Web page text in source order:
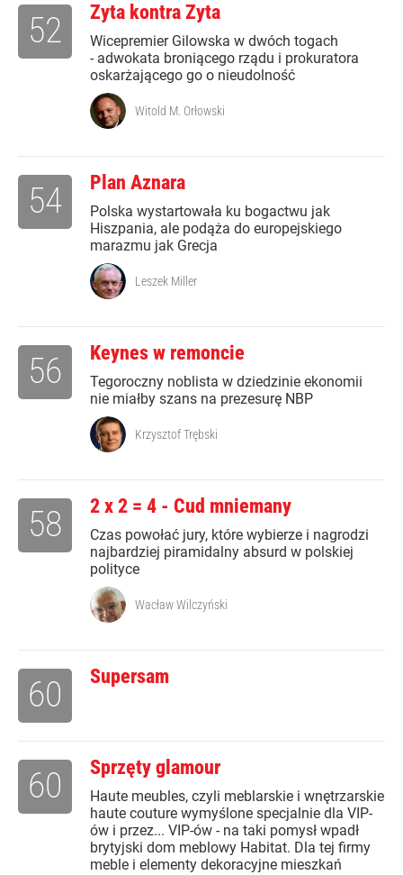
Zyta kontra Zyta
Wicepremier Gilowska w dwóch togach
- adwokata broniącego rządu i prokuratora
oskarżającego go o nieudolność
52
Witold M. Orłowski
Plan Aznara
Polska wystartowała ku bogactwu jak
Hiszpania, ale podąża do europejskiego
marazmu jak Grecja
54
Leszek Miller
Keynes w remoncie
Tegoroczny noblista w dziedzinie ekonomii
nie miałby szans na prezesurę NBP
56
Krzysztof Trębski
2 x 2 = 4 - Cud mniemany
Czas powołać jury, które wybierze i nagrodzi
najbardziej piramidalny absurd w polskiej
polityce
58
Wacław Wilczyński
Supersam
60
Sprzęty glamour
Haute meubles, czyli meblarskie i wnętrzarskie
haute couture wymyślone specjalnie dla VIP-
ów i przez... VIP-ów - na taki pomysł wpadł
brytyjski dom meblowy Habitat. Dla tej firmy
meble i elementy dekoracyjne mieszkań
60